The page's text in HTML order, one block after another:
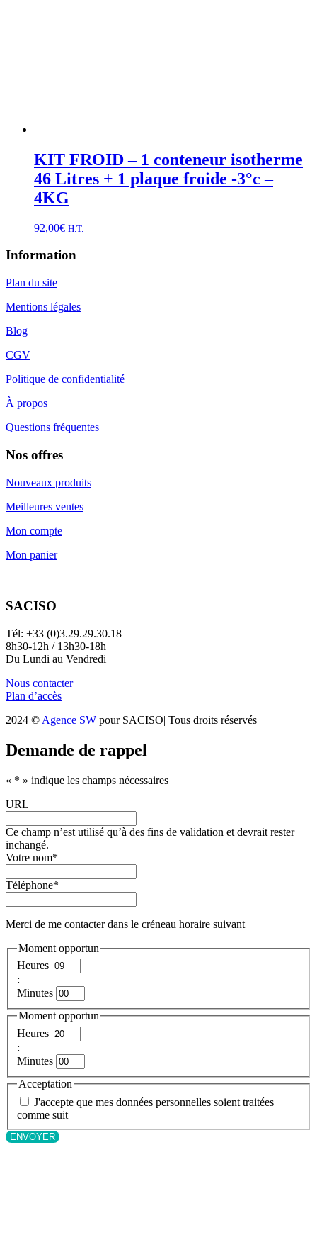
KIT FROID – 1 conteneur isotherme
46 Litres + 1 plaque froide -3°c –
4KG
92,00€ H.T.
Information
Plan du site
Mentions légales
Blog
CGV
Politique de confidentialité
À propos
Questions fréquentes
Nos offres
Nouveaux produits
Meilleures ventes
Mon compte
Mon panier
SACISO
Tél: +33 (0)3.29.29.30.18
8h30-12h / 13h30-18h
Du Lundi au Vendredi
Nous contacter
Plan d’accès
2024 © Agence SW pour SACISO| Tous droits réservés
Demande de rappel
« * » indique les champs nécessaires
URL
Ce champ n’est utilisé qu’à des fins de validation et devrait rester
inchangé.
Votre nom*
Téléphone*
Merci de me contacter dans le créneau horaire suivant
Moment opportun
Heures
:
Minutes
Moment opportun
Heures
:
Minutes
Acceptation
J'accepte que mes données personnelles soient traitées
comme suit